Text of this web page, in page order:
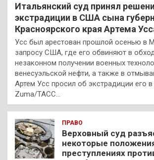
Итальянский суд принял
экстрадиции в США сына
Красноярского края Артема
Усс был арестован прошлой осенью в
запросу США, где его обвиняют в
незаконном получении военных
венесуэльской нефти, а также в
Артем Усс просил об экстрадиции его
Zuma/ТАСС…
ПРАВО
Верховный суд
некоторые
преступлениях